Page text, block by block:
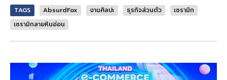
TAGS AbsurdFox งานศิลปะ ธุรกิจส่วนตัว
เซรามิก
เซรามิกลายหินอ่อน